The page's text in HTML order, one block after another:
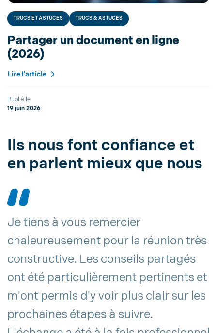
TRUCS ET ASTUCES TRUCS & ASTUCES
Partager un document en ligne
(2026)
Lire l'article
Publié le
19 juin 2026
Ils nous font confiance et
en parlent mieux que nous
Je tiens à vous remercier
chaleureusement pour la réunion très
constructive. Les conseils partagés
ont été particulièrement pertinents et
m'ont permis d'y voir plus clair sur les
prochaines étapes à suivre.